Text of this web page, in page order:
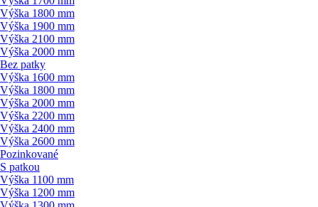
Výška 1800 mm
Výška 1900 mm
Výška 2100 mm
Výška 2000 mm
Bez patky
Výška 1600 mm
Výška 1800 mm
Výška 2000 mm
Výška 2200 mm
Výška 2400 mm
Výška 2600 mm
Pozinkované
S patkou
Výška 1100 mm
Výška 1200 mm